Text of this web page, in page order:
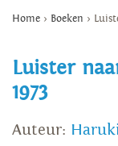
Home > Boeken >
Luister
1973
Auteur: